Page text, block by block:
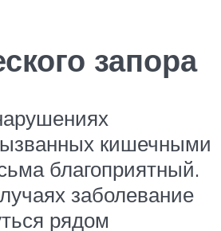
запора
кишечными
благоприятный.
заболевание
рядом